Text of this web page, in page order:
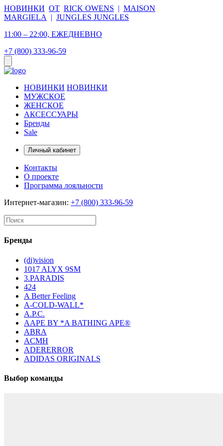
НОВИНКИ ОТ RICK OWENS | MAISON
MARGIELA
| JUNGLES JUNGLES
11:00 – 22:00, ЕЖЕДНЕВНО
+7 (800) 333-96-59
НОВИНКИ НОВИНКИ
МУЖСКОЕ
ЖЕНСКОЕ
АКСЕССУАРЫ
Бренды
Sale
Личный кабинет
Контакты
О проекте
Программа лояльности
Интернет-магазин: +7 (800) 333-96-59
Бренды
(di)vision
1017 ALYX 9SM
3.PARADIS
424
A Better Feeling
A-COLD-WALL*
A.P.C.
AAPE BY *A BATHING APE®
ABRA
ACMH
ADERERROR
ADIDAS ORIGINALS
Выбор команды